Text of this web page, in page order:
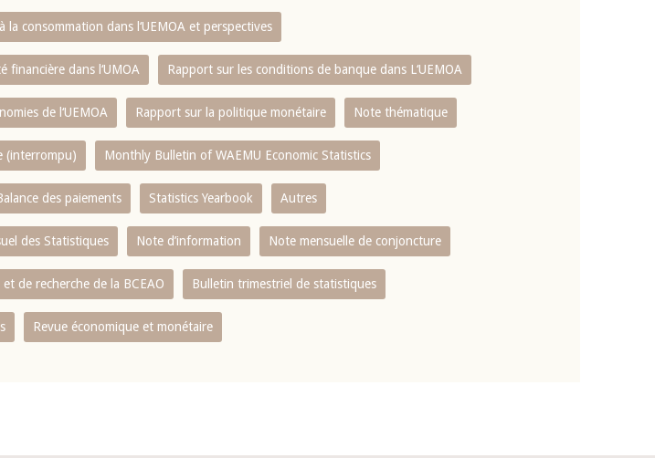
consommation dans l‘UEMOA et perspectives
financière dans l‘UMOA Rapport sur les conditions de banque dans L‘UEMOA
de l‘UEMOA Rapport sur la politique monétaire Note thématique
(interrompu) Monthly Bulletin of WAEMU Economic Statistics
des paiements Statistics Yearbook Autres
des Statistiques Note d’information Note mensuelle de conjoncture
de recherche de la BCEAO Bulletin trimestriel de statistiques
Revue économique et monétaire